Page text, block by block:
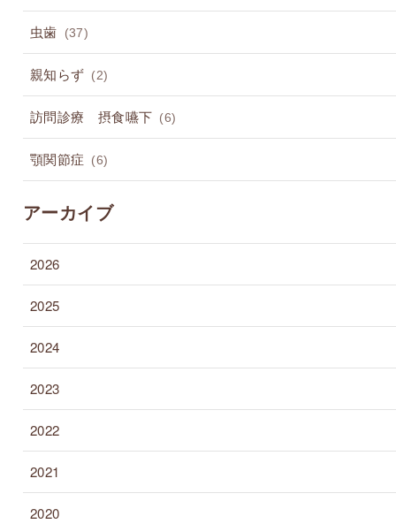
虫歯 (37)
親知らず (2)
訪問診療 摂食嚥下 (6)
顎関節症 (6)
アーカイブ
2026
2025
2024
2023
2022
2021
2020